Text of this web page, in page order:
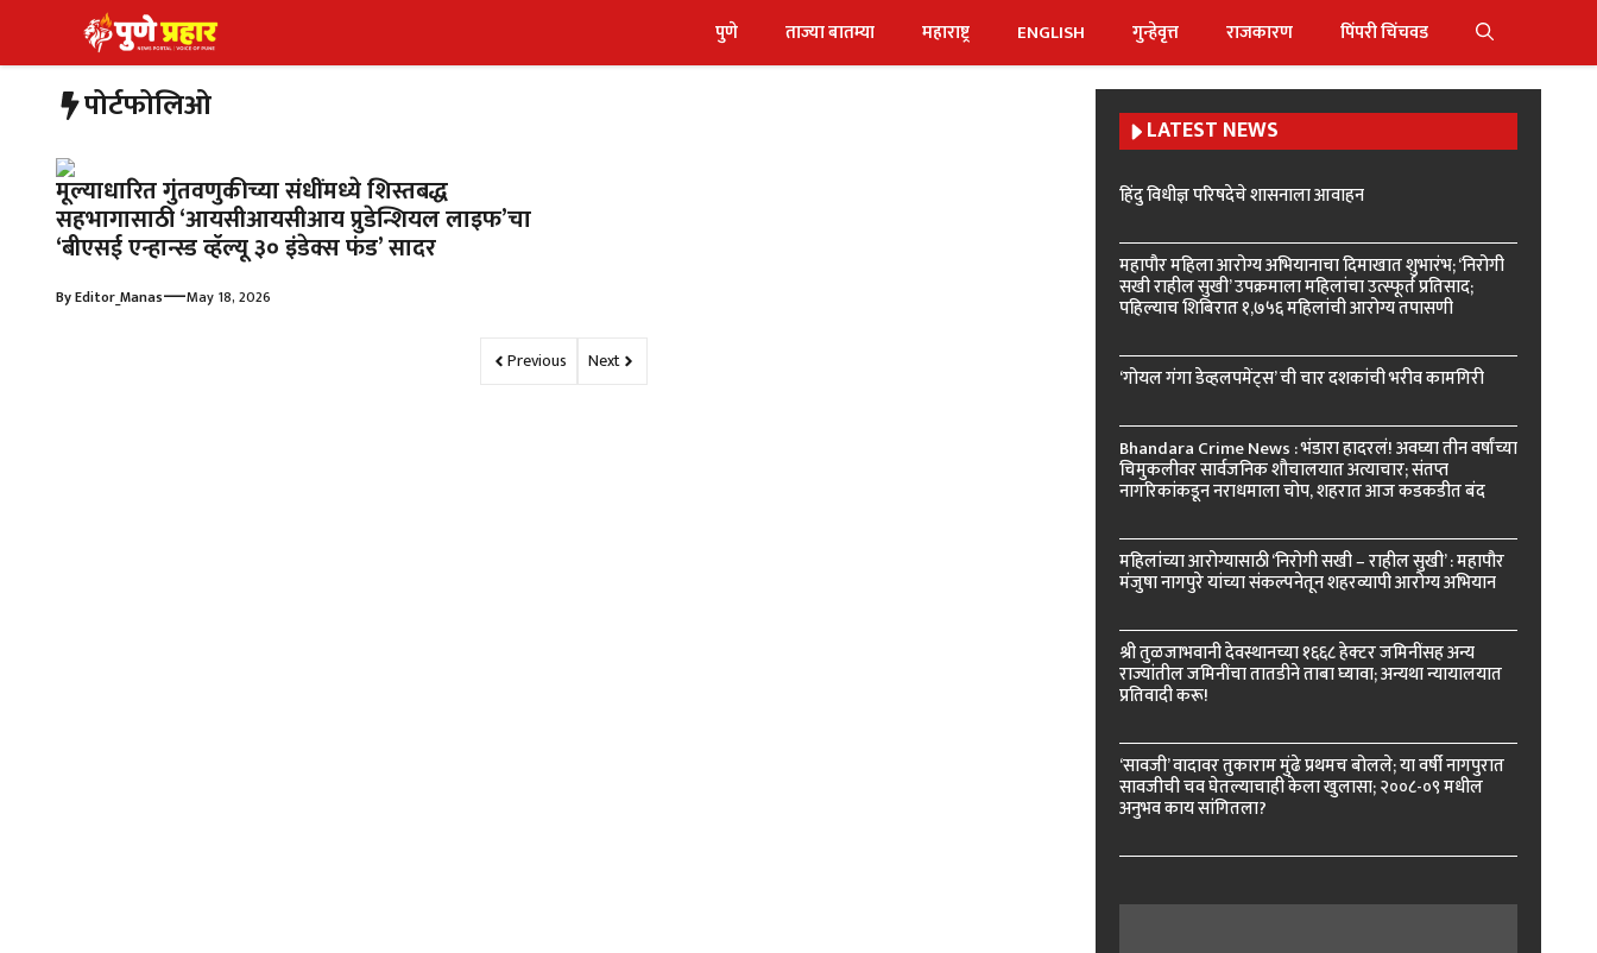
to
content
पुणे ताज्या बातम्या महाराष्ट्र ENGLISH गुन्हेवृत्त राजकारण पिंपरी चिंचवड
पोर्टफोलिओ
मूल्याधारित गुंतवणुकीच्या संधींमध्ये शिस्तबद्ध
सहभागासाठी ‘आयसीआयसीआय प्रुडेन्शियल लाइफ’चा
‘बीएसई एन्हान्स्ड व्हॅल्यू ३० इंडेक्स फंड’ सादर
ByEditor_Manas—May 18, 2026
Previous Next
LATEST NEWS
हिंदु विधीज्ञ परिषदेचे शासनाला आवाहन
महापौर महिला आरोग्य अभियानाचा दिमाखात शुभारंभ; ‘निरोगी
सखी राहील सुखी’ उपक्रमाला महिलांचा उत्स्फूर्त प्रतिसाद;
पहिल्याच शिबिरात १,७५६ महिलांची आरोग्य तपासणी
‘गोयल गंगा डेव्हलपमेंट्स’ ची चार दशकांची भरीव कामगिरी
Bhandara Crime News : भंडारा हादरलं! अवघ्या तीन वर्षांच्या
चिमुकलीवर सार्वजनिक शौचालयात अत्याचार; संतप्त
नागरिकांकडून नराधमाला चोप, शहरात आज कडकडीत बंद
महिलांच्या आरोग्यासाठी ‘निरोगी सखी – राहील सुखी’ : महापौर
मंजुषा नागपुरे यांच्या संकल्पनेतून शहरव्यापी आरोग्य अभियान
श्री तुळजाभवानी देवस्थानच्या १६६८ हेक्टर जमिनींसह अन्य
राज्यांतील जमिनींचा तातडीने ताबा घ्यावा; अन्यथा न्यायालयात
प्रतिवादी करू!
‘सावजी’ वादावर तुकाराम मुंढे प्रथमच बोलले; या वर्षी नागपुरात
सावजीची चव घेतल्याचाही केला खुलासा; २००८-०९ मधील
अनुभव काय सांगितला?